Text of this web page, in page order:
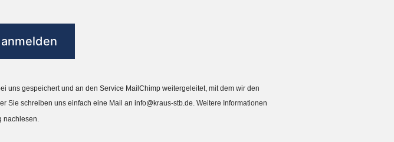
uns gespeichert und an den Service MailChimp weitergeleitet, mit dem wir den
Sie schreiben uns einfach eine Mail an info@kraus-stb.de . Weitere Informationen
nachlesen.